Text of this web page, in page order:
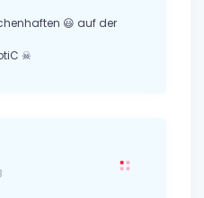
😃 auf der
☠